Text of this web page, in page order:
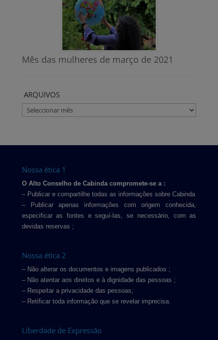
Mês das mulheres de março de 2021
ARQUIVOS
ARQUIVOS
Nossa ética 1
O Alto Conselho de Cabinda compromete-se a :
– Publicar e compartilhe todas as informações sobre Cabinda
– Publicar apenas informações com origem conhecida,
especificar as fontes e seguí-las, se necessário, com as
devidas reservas ;
Nossa ética 2
– Não alterar os documentos e imagens publicados ;
– Não atentar aos direitos e à dignidade das pessoas ;
– Respeitar a privacidade das pessoas;
– Retificar toda informação que se revelar imprecisa.
Liberdade de Expressão